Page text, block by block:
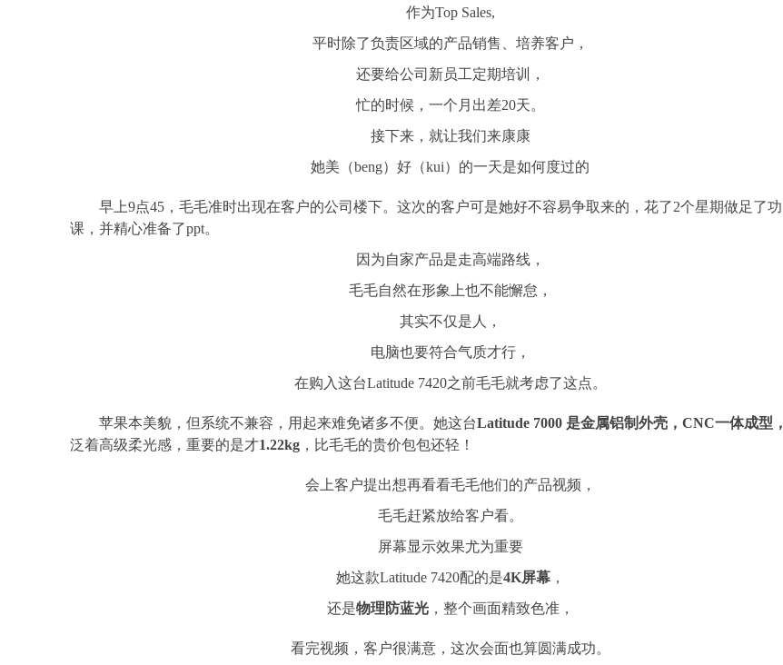
作为Top Sales,
平时除了负责区域的产品销售、培养客户，
还要给公司新员工定期培训，
忙的时候，一个月出差20天。
接下来，就让我们来康康
她美（beng）好（kui）的一天是如何度过的
早上9点45，毛毛准时出现在客户的公司楼下。这次的客户可是她好不容易争取来的，花了2个星期做足了功
课，并精心准备了ppt。
因为自家产品是走高端路线，
毛毛自然在形象上也不能懈怠，
其实不仅是人，
电脑也要符合气质才行，
在购入这台Latitude 7420之前毛毛就考虑了这点。
苹果本美貌，但系统不兼容，用起来难免诸多不便。她这台Latitude 7000 是金属铝制外壳，CNC一体成型，
泛着高级柔光感，重要的是才1.22kg ，比毛毛的贵价包包还轻！
会上客户提出想再看看毛毛他们的产品视频，
毛毛赶紧放给客户看。
屏幕显示效果尤为重要
她这款Latitude 7420配的是4K屏幕，
还是物理防蓝光，整个画面精致色准，
看完视频，客户很满意，这次会面也算圆满成功。